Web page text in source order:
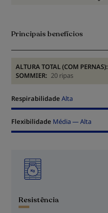
Principais benefícios
ALTURA TOTAL (COM PERNAS):
SOMMIER: 20 ripas
Respirabilidade Alta
Flexibilidade Média — Alta
Resistência